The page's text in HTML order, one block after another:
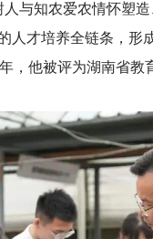
与知农爱农情怀塑
人才培养全链条，形
，他被评为湖南省教